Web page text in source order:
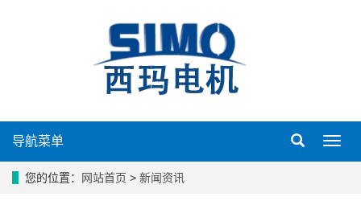
导
导航菜单
您的位置： 网站首页 > 新闻资讯